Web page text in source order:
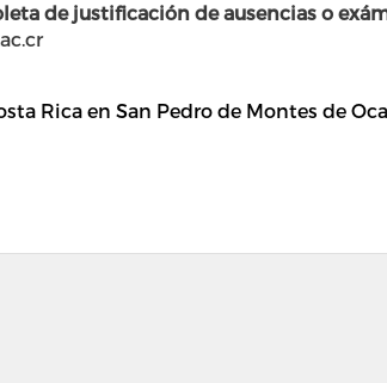
de justificación de ausencias o
Rica en San Pedro de Montes de